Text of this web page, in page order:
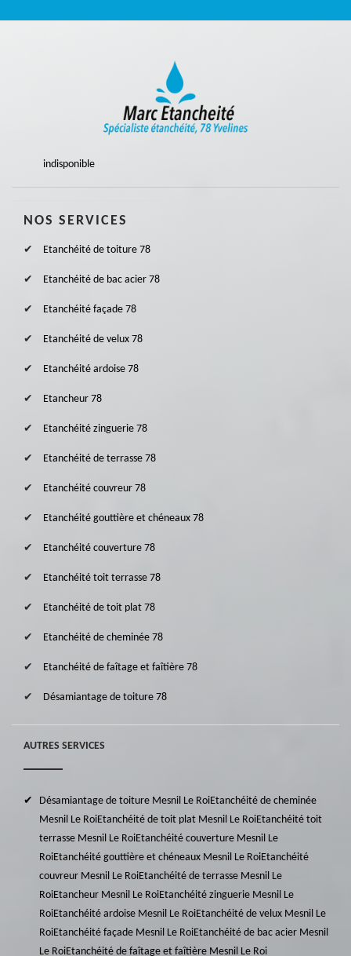
indisponible
NOS SERVICES
Etanchéité de toiture 78
Etanchéité de bac acier 78
Etanchéité façade 78
Etanchéité de velux 78
Etanchéité ardoise 78
Etancheur 78
Etanchéité zinguerie 78
Etanchéité de terrasse 78
Etanchéité couvreur 78
Etanchéité gouttière et chéneaux 78
Etanchéité couverture 78
Etanchéité toit terrasse 78
Etanchéité de toit plat 78
Etanchéité de cheminée 78
Etanchéité de faîtage et faîtière 78
Désamiantage de toiture 78
AUTRES SERVICES
Désamiantage de toiture Mesnil Le RoiEtanchéité de cheminée
Mesnil Le RoiEtanchéité de toit plat Mesnil Le RoiEtanchéité toit
terrasse Mesnil Le RoiEtanchéité couverture Mesnil Le
RoiEtanchéité gouttière et chéneaux Mesnil Le RoiEtanchéité
couvreur Mesnil Le RoiEtanchéité de terrasse Mesnil Le
RoiEtancheur Mesnil Le RoiEtanchéité zinguerie Mesnil Le
RoiEtanchéité ardoise Mesnil Le RoiEtanchéité de velux Mesnil Le
RoiEtanchéité façade Mesnil Le RoiEtanchéité de bac acier Mesnil
Le RoiEtanchéité de faîtage et faîtière Mesnil Le Roi